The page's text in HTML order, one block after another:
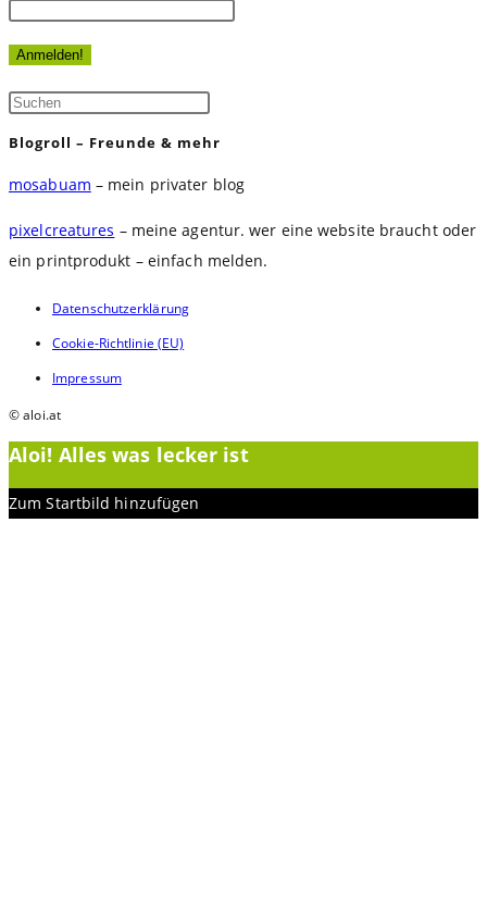
Press
close
the
search
Blogroll – Freunde & mehr
mosabuam – mein privater blog
pixelcreatures – meine agentur. wer eine website braucht oder
ein printprodukt – einfach melden.
Datenschutzerklärung
Cookie-Richtlinie (EU)
Impressum
© aloi.at
Aloi! Alles was lecker ist
Zum Startbild hinzufügen